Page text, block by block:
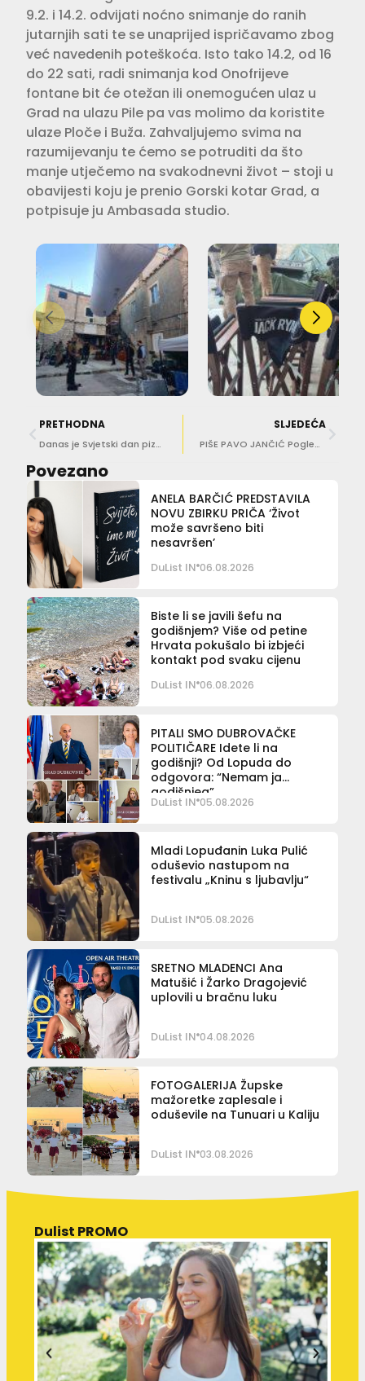
9.2. i 14.2. odvijati noćno snimanje do ranih
jutarnjih sati te se unaprijed ispričavamo zbog
već navedenih poteškoća. Isto tako 14.2, od 16
do 22 sati, radi snimanja kod Onofrijeve
fontane bit će otežan ili onemogućen ulaz u
Grad na ulazu Pile pa vas molimo da koristite
ulaze Ploče i Buža. Zahvaljujemo svima na
razumijevanju te ćemo se potruditi da što
manje utječemo na svakodnevni život – stoji u
obavijesti koju je prenio Gorski kotar Grad, a
potpisuje ju Ambasada studio.
PRETHODNA
Danas je Svjetski dan pizze, donosimo zanimljiv Gladušin recept
SLJEDEĆA
PIŠE PAVO JANČIĆ Pogledali smo dugo iščekivanu seriju ‘I tek tako…’
Povezano
ANELA BARČIĆ PREDSTAVILA
NOVU ZBIRKU PRIČA ‘Život
može savršeno biti
nesavršen’
DuList IN 06.08.2026
Biste li se javili šefu na
godišnjem? Više od petine
Hrvata pokušalo bi izbjeći
kontakt pod svaku cijenu
DuList IN 06.08.2026
PITALI SMO DUBROVAČKE
POLITIČARE Idete li na
godišnji? Od Lopuda do
odgovora: “Nemam ja
godišnjeg”
DuList IN 05.08.2026
Mladi Lopuđanin Luka Pulić
oduševio nastupom na
festivalu „Kninu s ljubavlju“
DuList IN 05.08.2026
SRETNO MLADENCI Ana
Matušić i Žarko Dragojević
uplovili u bračnu luku
DuList IN 04.08.2026
FOTOGALERIJA Župske
mažoretke zaplesale i
oduševile na Tunuari u Kaliju
DuList IN 03.08.2026
Dulist PROMO